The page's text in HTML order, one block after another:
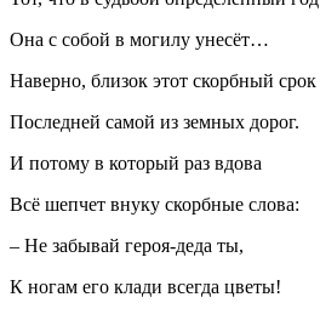
Она с собой в могилу унесёт…
Наверно, близок этот скорбный срок
Последней самой из земных дорог.
И потому в который раз вдова
Всё шепчет внуку скорбные слова:
– Не забывай героя-деда ты,
К ногам его клади всегда цветы!